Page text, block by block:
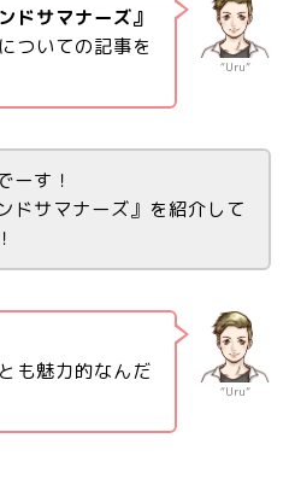
“Uru”
ドサマナーズ』
ついての記事を
ーす！
ドサマナーズ』を紹介して
“Uru”
も魅力的なんだ